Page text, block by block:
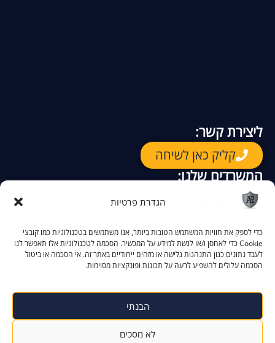
הגדרת פרטיות
כדי לספק את חוויות המשתמש הטובות ביותר, אנו משתמשים בטכנולוגיות כמו קובצי
Cookie כדי לאחסן ו/או לגשת למידע על המכשיר. הסכמה לטכנולוגיות אלו תאפשר לנו
לעבד נתונים כגון התנהגות גלישה או מזהים ייחודיים באתר זה. אי הסכמה או ביטול
הסכמה עלולים להשפיע לרעה על תכונות ופונקציות מסוימות.
הבנתי
לא מסכים
ליצירת קשר:
קליק כאן לשיחה
המשרדים שלנו:
ת"א–
באר שבע –
אילת –הקניון האדום, התמרים 2
הצהרת נגישותמדיניות פרטיות